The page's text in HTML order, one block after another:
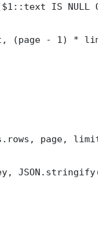
($1::text IS NULL
(page - 1) *
page,